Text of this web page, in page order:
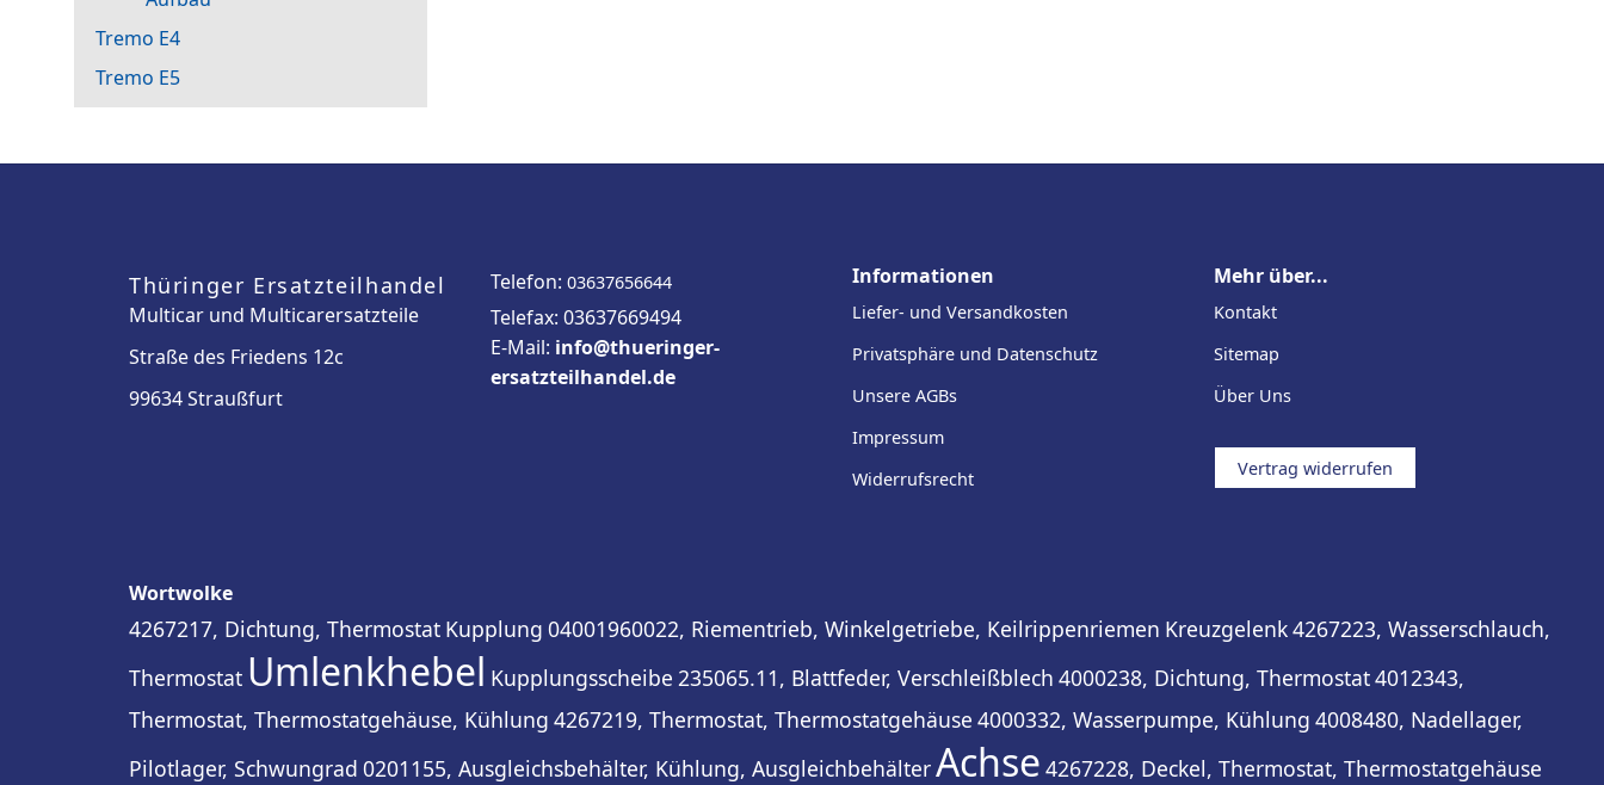
Tremo E4
Tremo E5
Thüringer Ersatzteilhandel
Multicar und Multicarersatzteile
Straße des Friedens 12c
99634 Straußfurt
Telefon: 03637656644
Telefax: 03637669494
E-Mail: info@thueringer-
ersatzteilhandel.de
Informationen
Liefer- und Versandkosten
Privatsphäre und Datenschutz
Unsere AGBs
Impressum
Widerrufsrecht
Mehr über...
Kontakt
Sitemap
Über Uns
Vertrag widerrufen
Wortwolke
4267217, Dichtung, Thermostat Kupplung 04001960022, Riementrieb, Winkelgetriebe, Keilrippenriemen Kreuzgelenk4267223, Wasserschlauch,
Thermostat Umlenkhebel Kupplungsscheibe 235065.11, Blattfeder, Verschleißblech 4000238, Dichtung, Thermostat4012343,
Thermostat, Thermostatgehäuse, Kühlung 4267219, Thermostat, Thermostatgehäuse 4000332, Wasserpumpe, Kühlung 4008480, Nadellager,
Pilotlager, Schwungrad 0201155, Ausgleichsbehälter, Kühlung, AusgleichbehälterAchse 4267228, Deckel, Thermostat, Thermostatgehäuse